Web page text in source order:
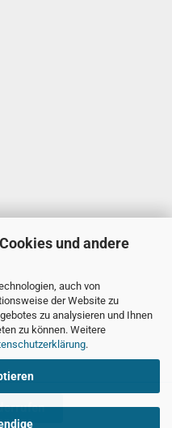
und andere
auch von
der Website zu
zu analysieren und Ihnen
zu können. Weitere
.